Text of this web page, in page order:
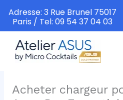
contenu
Acheter chargeur
Adresse: 3 Rue Brunel 75017
Paris / Tel: 09 54 37 04 03